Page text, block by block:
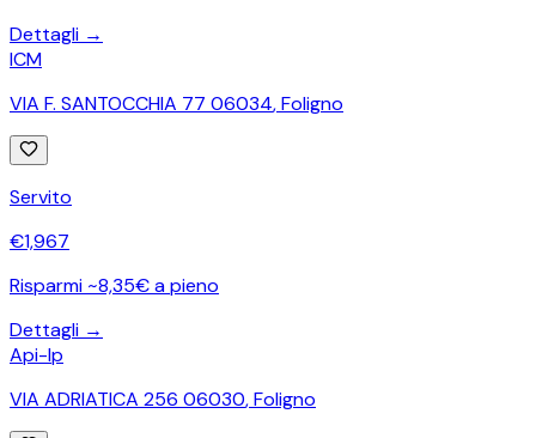
Dettagli →
ICM
VIA F. SANTOCCHIA 77 06034,Foligno
Servito
€1,967
Risparmi ~8,35€ a pieno
Dettagli →
Api-Ip
VIA ADRIATICA 256 06030,Foligno